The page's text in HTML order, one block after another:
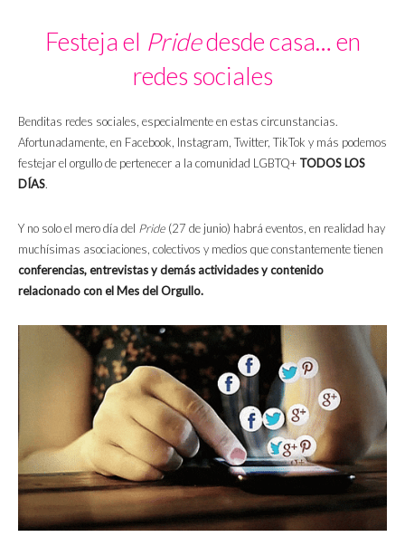
Festeja el Pridedesde casa… en
redes sociales
Benditas redes sociales, especialmente en estas circunstancias.
Afortunadamente, en Facebook, Instagram, Twitter, TikTok y más podemos
festejar el orgullo de pertenecer a la comunidad LGBTQ+ TODOS LOS
DÍAS.
Y no solo el mero día del Pride (27 de junio) habrá eventos, en realidad hay
muchísimas asociaciones, colectivos y medios que constantemente tienen
conferencias, entrevistas y demás actividades y contenido
relacionado con el Mes del Orgullo.